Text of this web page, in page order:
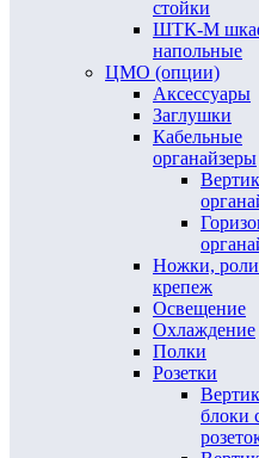
стойки
ШТК-М
напольные
ЦМО (опции)
Аксессуары
Заглушки
Кабельные
органайзеры
Ножки,
крепеж
Освещение
Охлаждение
Полки
Розетки
блоки